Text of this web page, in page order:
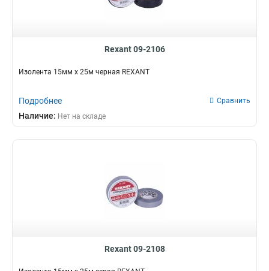
Rexant 09-2106
Изолента 15мм х 25м черная REXANT
Подробнее Сравнить
Наличие: Нет на складе
Rexant 09-2108